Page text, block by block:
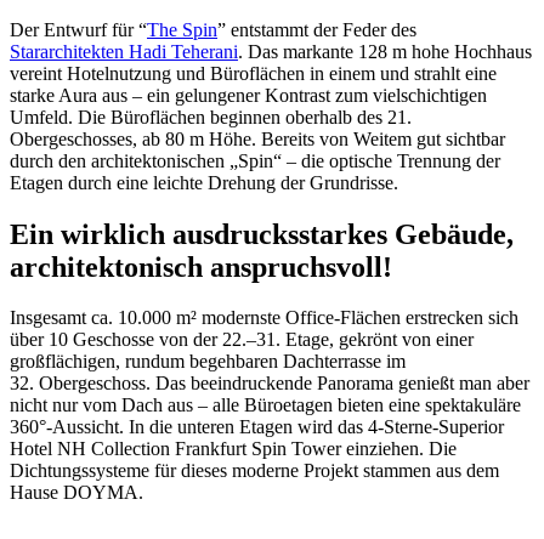
Der Entwurf für “The Spin” entstammt der Feder des
Stararchitekten Hadi Teherani. Das markante 128 m hohe Hochhaus
vereint Hotelnutzung und Büroflächen in einem und strahlt eine
starke Aura aus – ein gelungener Kontrast zum vielschichtigen
Umfeld. Die Büroflächen beginnen oberhalb des 21.
Obergeschosses, ab 80 m Höhe. Bereits von Weitem gut sichtbar
durch den architektonischen „Spin“ – die optische Trennung der
Etagen durch eine leichte Drehung der Grundrisse.
Ein wirklich ausdrucksstarkes Gebäude,
architektonisch anspruchsvoll!
Insgesamt ca. 10.000 m² modernste Office-Flächen erstrecken sich
über 10 Geschosse von der 22.–31. Etage, gekrönt von einer
großflächigen, rundum begehbaren Dachterrasse im
32. Obergeschoss. Das beeindruckende Panorama genießt man aber
nicht nur vom Dach aus – alle Büroetagen bieten eine spektakuläre
360°-Aussicht. In die unteren Etagen wird das 4-Sterne-Superior
Hotel NH Collection Frankfurt Spin Tower einziehen. Die
Dichtungssysteme für dieses moderne Projekt stammen aus dem
Hause DOYMA.